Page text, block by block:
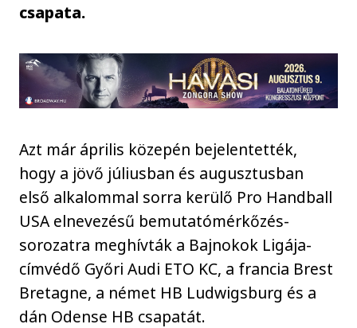
csapata.
Azt már április közepén bejelentették,
hogy a jövő júliusban és augusztusban
első alkalommal sorra kerülő Pro Handball
USA elnevezésű bemutatómérkőzés-
sorozatra meghívták a Bajnokok Ligája-
címvédő Győri Audi ETO KC, a francia Brest
Bretagne, a német HB Ludwigsburg és a
dán Odense HB csapatát.